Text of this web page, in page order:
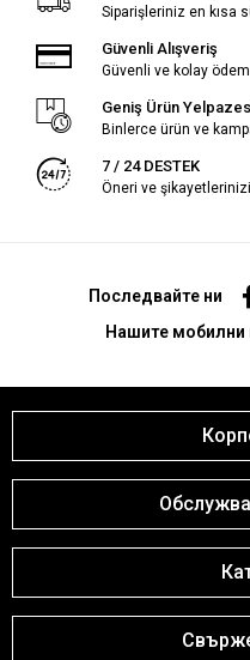
Siparişleriniz en kısa
Güvenli Alışveriş
Güvenli ve kolay
Geniş Ürün
Binlerce ürün ve
7 / 24 DESTEK
Öneri ve
Последвайте ни
Нашите мобилни